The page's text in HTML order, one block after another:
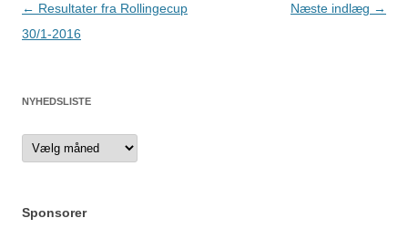
Indlægsnavigation
← Resultater fra Rollingecup
30/1-2016
Næste indlæg →
NYHEDSLISTE
Nyhedsliste
Sponsorer